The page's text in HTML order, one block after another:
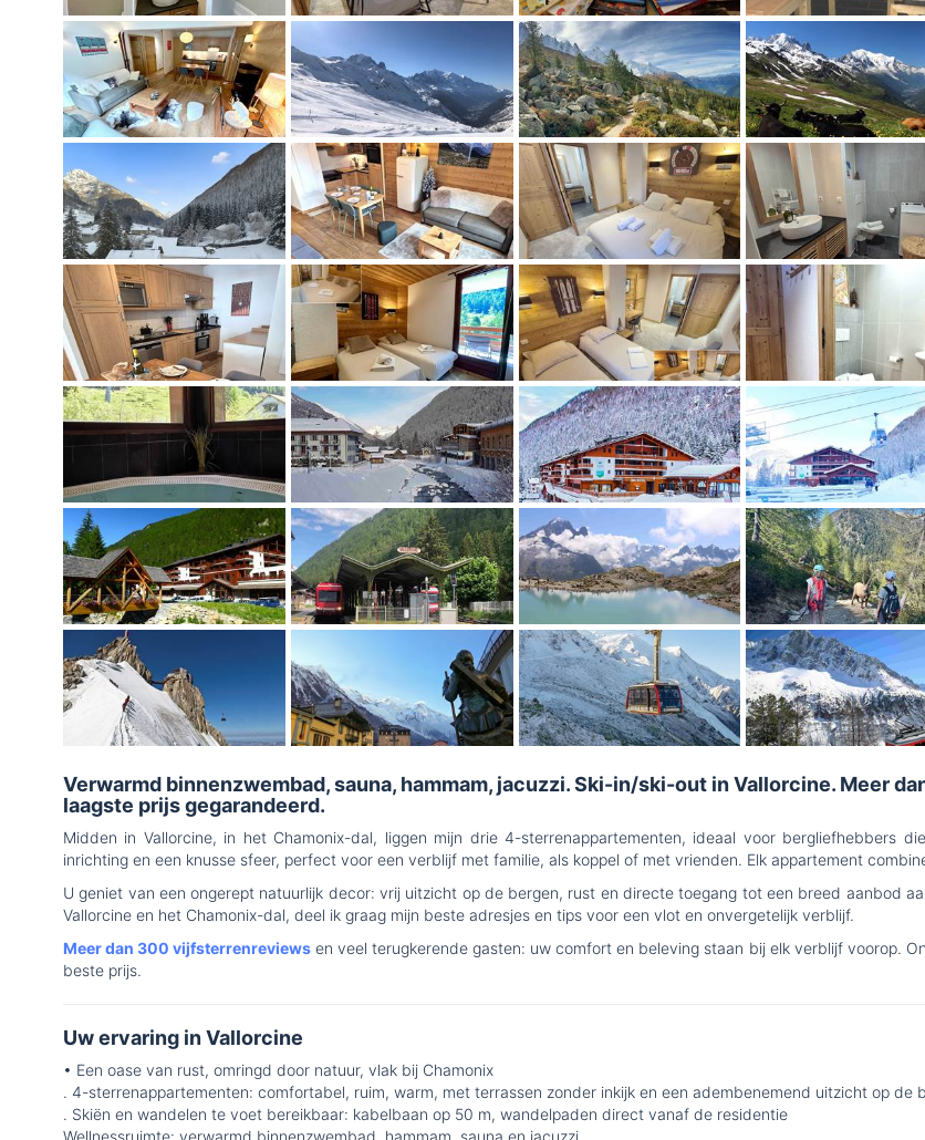
Verwarmd binnenzwembad, sauna, hammam, jacuzzi. Ski-in/ski-out in Vallorcine. Meer
laagste prijs gegarandeerd.
Midden in Vallorcine, in het Chamonix-dal, liggen mijn drie 4-sterrenappartementen, ideaal voor bergliefhebbers
inrichting en een knusse sfeer, perfect voor een verblijf met familie, als koppel of met vrienden. Elk appartement
U geniet van een ongerept natuurlijk decor: vrij uitzicht op de bergen, rust en directe toegang tot een breed aanbod
Vallorcine en het Chamonix-dal, deel ik graag mijn beste adresjes en tips voor een vlot en onvergetelijk verblijf.
Meer dan 300 vijfsterrenreviews en veel terugkerende gasten: uw comfort en beleving staan bij elk verblijf voorop.
beste prijs.
Uw ervaring in Vallorcine
• Een oase van rust, omringd door natuur, vlak bij Chamonix
. 4-sterrenappartementen: comfortabel, ruim, warm, met terrassen zonder inkijk en een adembenemend uitzicht op de
. Skiën en wandelen te voet bereikbaar: kabelbaan op 50 m, wandelpaden direct vanaf de residentie